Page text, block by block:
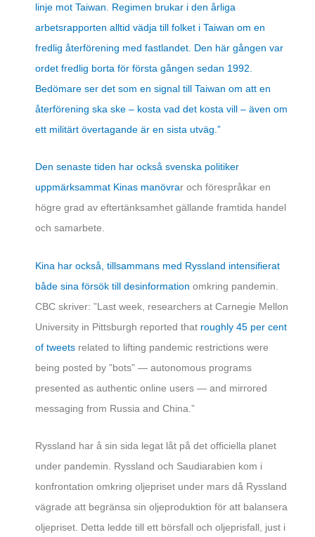
linje mot Taiwan. Regimen brukar i den årliga
arbetsrapporten alltid vädja till folket i Taiwan om en
fredlig återförening med fastlandet. Den här gången var
ordet fredlig borta för första gången sedan 1992.
Bedömare ser det som en signal till Taiwan om att en
återförening ska ske – kosta vad det kosta vill – även om
ett militärt övertagande är en sista utväg.”
Den senaste tiden har också svenska politiker
uppmärksammat Kinas manövrar och förespråkar en
högre grad av eftertänksamhet gällande framtida handel
och samarbete.
Kina har också, tillsammans med Ryssland intensifierat
både sina försök till desinformation omkring pandemin.
CBC skriver: ”Last week, researchers at Carnegie Mellon
University in Pittsburgh reported that roughly 45 per cent
of tweets related to lifting pandemic restrictions were
being posted by ”bots” — autonomous programs
presented as authentic online users — and mirrored
messaging from Russia and China.”
Ryssland har å sin sida legat låt på det officiella planet
under pandemin. Ryssland och Saudiarabien kom i
konfrontation omkring oljepriset under mars då Ryssland
vägrade att begränsa sin oljeproduktion för att balansera
oljepriset. Detta ledde till ett börsfall och oljeprisfall, just i